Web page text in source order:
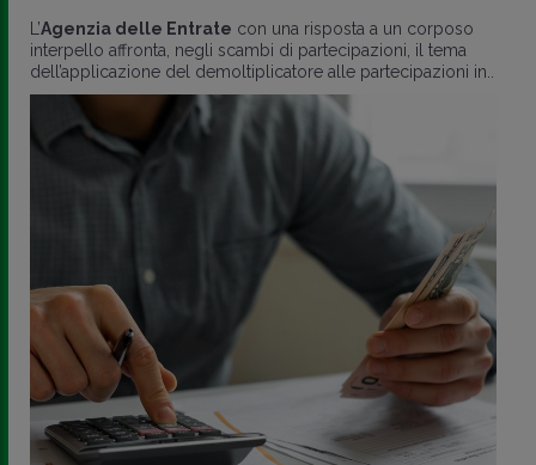
L’Agenzia delle Entrate con una risposta a un corposo
interpello affronta, negli scambi di partecipazioni, il tema
dell’applicazione del demoltiplicatore alle partecipazioni in..